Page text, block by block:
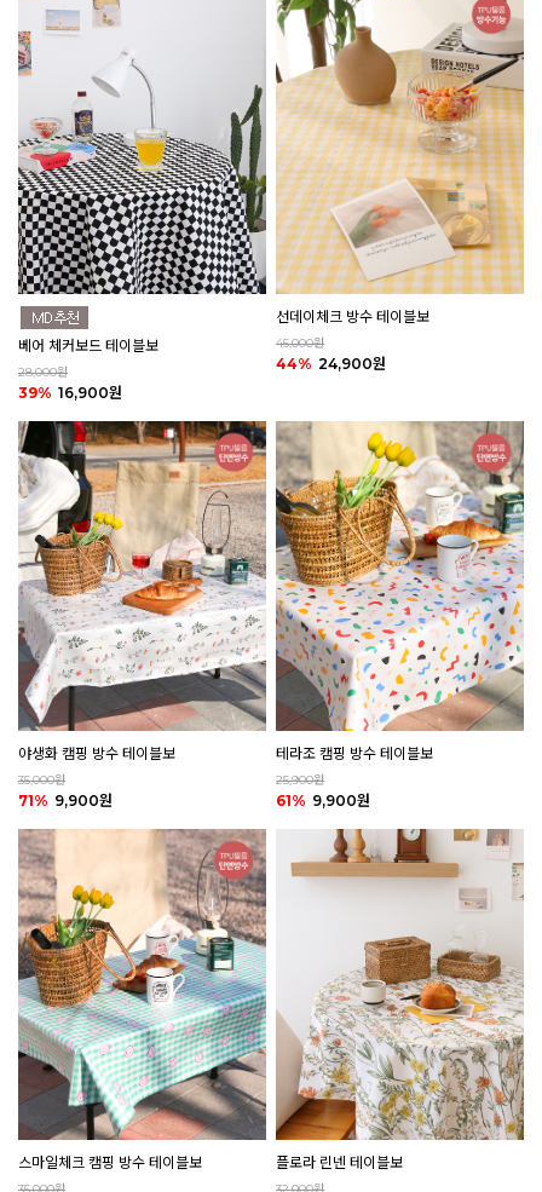
베어 체커보드 테이블보
28,000원
39% 16,900원
선데이체크 방수 테이블보
45,000원
44% 24,900원
야생화 캠핑 방수 테이블보
35,000원
71% 9,900원
테라조 캠핑 방수 테이블보
25,900원
61% 9,900원
스마일체크 캠핑 방수 테이블보 플로라 린넨 테이블보